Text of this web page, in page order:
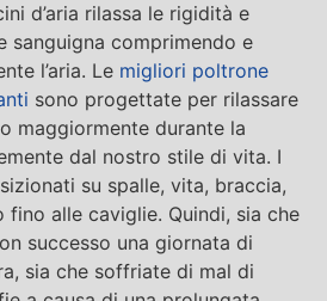
d’aria rilassa le rigidità e
sanguigna comprimendo e
l’aria. Le migliori poltrone
sono progettate per rilassare
maggiormente durante la
dal nostro stile di vita. I
su spalle, vita, braccia,
fino alle caviglie. Quindi, sia che
successo una giornata di
sia che soffriate di mal di